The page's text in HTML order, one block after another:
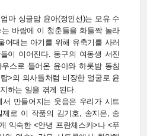
마 싱글맘 윤아(정인선)는 모유 수
바람에 이 청춘들을 화들짝 놀라
어대는 아기를 위해 유축기를 사러
이 이어진다. 동구의 여동생 서진
스로 들어온 윤아와 하룻밤 동침
>의 의사들처럼 비장한 얼굴로 윤
하는 일을 겪게 된다.
만들어지는 웃음은 우리가 시트
로 이 작품의 김기호, 송지은, 송
익숙한 <안녕 프란체스카>나 <푸